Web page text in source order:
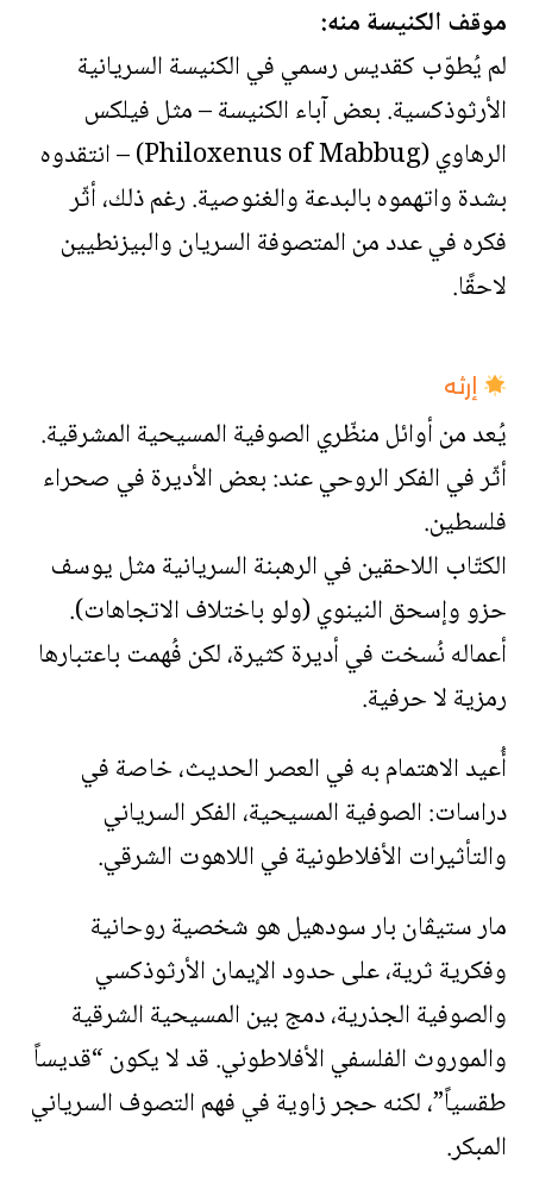
موقف الكنيسة منه:
لم يُطوّب كقديس رسمي في الكنيسة السريانية
الأرثوذكسية. بعض آباء الكنيسة – مثل فيلكس
الرهاوي (Philoxenus of Mabbug) – انتقدوه
بشدة واتهموه بالبدعة والغنوصية. رغم ذلك، أثّر
فكره في عدد من المتصوفة السريان والبيزنطيين
لاحقًا.
إرثه
يُعد من أوائل منظّري الصوفية المسيحية المشرقية.
أثّر في الفكر الروحي عند: بعض الأديرة في صحراء
فلسطين.
الكتّاب اللاحقين في الرهبنة السريانية مثل يوسف
حزو وإسحق النينوي (ولو باختلاف الاتجاهات).
أعماله نُسخت في أديرة كثيرة، لكن فُهمت باعتبارها
رمزية لا حرفية.
أُعيد الاهتمام به في العصر الحديث، خاصة في
دراسات: الصوفية المسيحية، الفكر السرياني
والتأثيرات الأفلاطونية في اللاهوت الشرقي.
مار ستيڤان بار سودهيل هو شخصية روحانية
وفكرية ثرية، على حدود الإيمان الأرثوذكسي
والصوفية الجذرية، دمج بين المسيحية الشرقية
والموروث الفلسفي الأفلاطوني. قد لا يكون “قديساً
طقسياً”، لكنه حجر زاوية في فهم التصوف السرياني
المبكر.